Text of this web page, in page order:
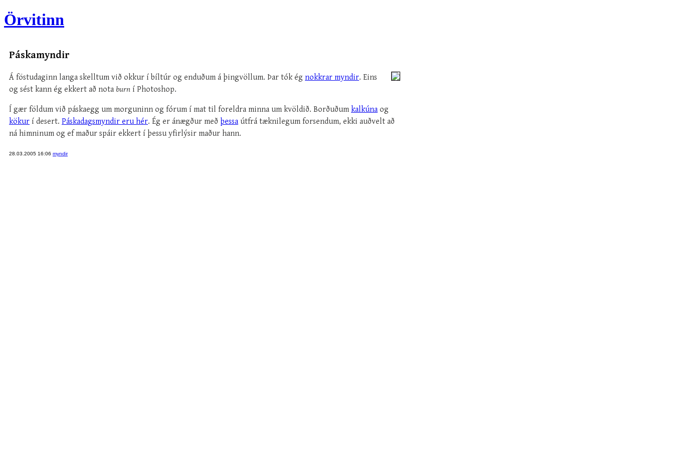
Örvitinn
Páskamyndir
Á föstudaginn langa skelltum við okkur í bíltúr og enduðum á þingvöllum. Þar tók ég nokkrar myndir. Eins
og sést kann ég ekkert að nota burn í Photoshop.
Í gær földum við páskaegg um morguninn og fórum í mat til foreldra minna um kvöldið. Borðuðum kalkúna og
kökur í desert. Páskadagsmyndir eru hér. Ég er ánægður með þessa útfrá tæknilegum forsendum, ekki auðvelt að
ná himninum og ef maður spáir ekkert í þessu yfirlýsir maður hann.
28.03.2005 16:06 myndir